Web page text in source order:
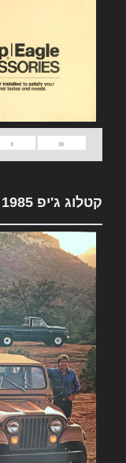
«
‹
קטלוג ג'יפ 1985